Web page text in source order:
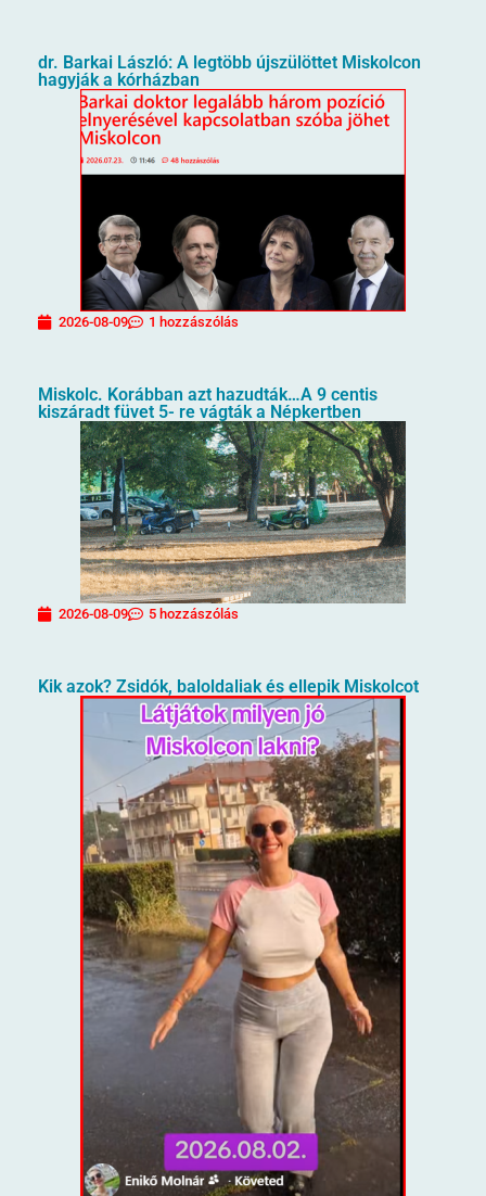
dr. Barkai László: A legtöbb újszülöttet Miskolcon
hagyják a kórházban
2026-08-09 1 hozzászólás
Miskolc. Korábban azt hazudták…A 9 centis
kiszáradt füvet 5- re vágták a Népkertben
2026-08-09 5 hozzászólás
Kik azok? Zsidók, baloldaliak és ellepik Miskolcot